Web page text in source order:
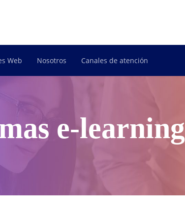
Web Nosotros Canales de atención
e-learning